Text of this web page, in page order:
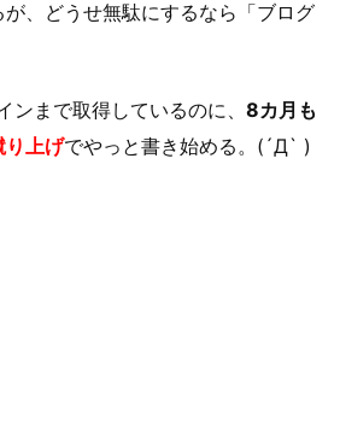
、どうせ無駄にするなら「ブログ
ンまで取得しているのに、 8カ月も
り上げでやっと書き始める。(´Д` )